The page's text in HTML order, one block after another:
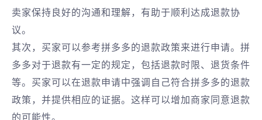
卖家保持良好的沟通和理解，有助于顺利达成退款协
议。
其次，买家可以参考拼多多的退款政策来进行申请。拼
多多对于退款有一定的规定，包括退款时限、退货条件
等。买家可以在退款申请中强调自己符合拼多多的退款
政策，并提供相应的证据。这样可以增加商家同意退款
的可能性。